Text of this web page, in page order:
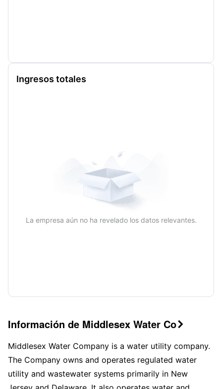
Ingresos totales
La empresa aún no ha revelado los datos relevantes.
Información de Middlesex Water Co
Middlesex Water Company is a water utility company.
The Company owns and operates regulated water
utility and wastewater systems primarily in New